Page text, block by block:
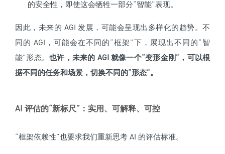
的安全性，即使这会牺牲一部分“智能”表现。
因此，未来的 AGI 发展，可能会呈现出多样化的趋势。不
同的 AGI，可能会在不同的“框架”下，展现出不同的“智
能”形态。也许，未来的 AGI 就像一个“变形金刚”，可以根
据不同的任务和场景，切换不同的“形态”。
AI 评估的“新标尺”：实用、可解释、可控
“框架依赖性”也要求我们重新思考 AI 的评估标准。